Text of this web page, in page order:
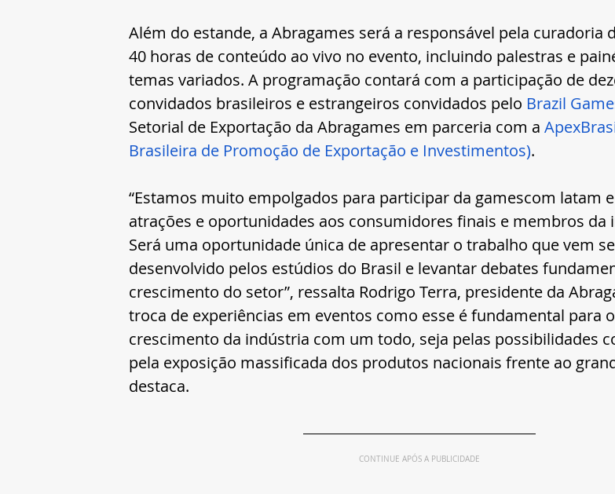
Além do estande, a Abragames será a responsável pela curadoria
40 horas de conteúdo ao vivo no evento, incluindo palestras e
temas variados. A programação contará com a participação de
convidados brasileiros e estrangeiros convidados pelo Brazil
Setorial de Exportação da Abragames em parceria com a
Brasileira de Promoção de Exportação e Investimentos).
“Estamos muito empolgados para participar da gamescom latam
atrações e oportunidades aos consumidores finais e membros da
Será uma oportunidade única de apresentar o trabalho que vem
desenvolvido pelos estúdios do Brasil e levantar debates
crescimento do setor”, ressalta Rodrigo Terra, presidente da
troca de experiências em eventos como esse é fundamental para o
crescimento da indústria com um todo, seja pelas possibilidades
pela exposição massificada dos produtos nacionais frente ao
destaca.
CONTINUE APÓS A PUBLICIDADE